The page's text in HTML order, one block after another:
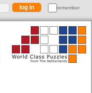
remember